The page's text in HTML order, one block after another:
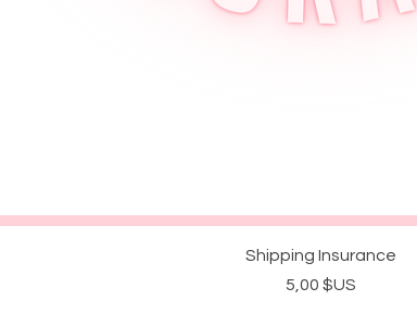
Aperçu rapide
Shipping Insurance
Prix
5,00 $US